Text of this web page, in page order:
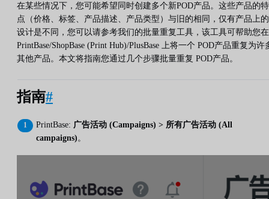
在某些情况下，您可能希望同时创建多个新POD产品。这些产品的特
点（价格、标签、产品描述、产品类型）与旧的相同，仅有产品上的
设计是不同，您可以请参考我们的批量重复工具，该工具可帮助您在
PrintBase/ShopBase (Print Hub)/PlusBase 上将一个 POD产品重复为许
其他产品。本文将指南您通过几个步骤批量重复 POD产品。
指南#
PrintBase: 广告活动 (Campaigns) > 所有广告活动 (All
campaigns) 。